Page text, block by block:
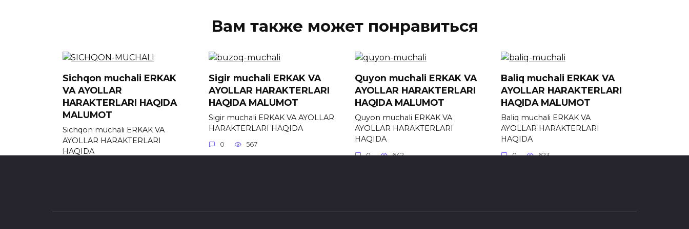
Вам также может понравиться
Sichqon muchali ERKAK
VA AYOLLAR
HARAKTERLARI HAQIDA
MALUMOT
Sichqon muchali ERKAK VA
AYOLLAR HARAKTERLARI
HAQIDA
Sigir muchali ERKAK VA
AYOLLAR HARAKTERLARI
HAQIDA MALUMOT
Sigir muchali ERKAK VA AYOLLAR
HARAKTERLARI HAQIDA
0 567
Quyon muchali ERKAK VA
AYOLLAR HARAKTERLARI
HAQIDA MALUMOT
Quyon muchali ERKAK VA
AYOLLAR HARAKTERLARI
HAQIDA
0 642
Baliq muchali ERKAK VA
AYOLLAR HARAKTERLARI
HAQIDA MALUMOT
Baliq muchali ERKAK VA
AYOLLAR HARAKTERLARI
HAQIDA
0 623